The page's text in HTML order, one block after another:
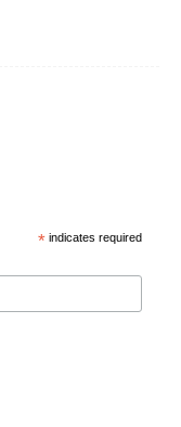
* indicates required